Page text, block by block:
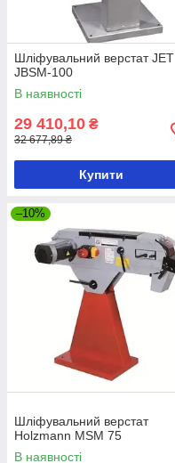
Шліфувальний верстат JET
JBSM-100
В наявності
29 410,10 ₴
32 677,89 ₴
Купити
–10%
Шліфувальний верстат
Holzmann MSM 75
В наявності